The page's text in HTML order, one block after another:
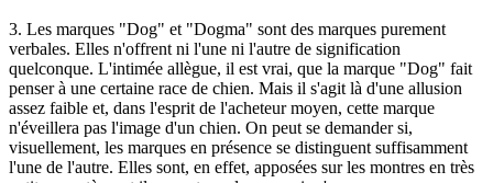
3. Les marques "Dog" et "Dogma" sont des marques purement
verbales. Elles n'offrent ni l'une ni l'autre de signification
quelconque. L'intimée allègue, il est vrai, que la marque "Dog" fait
penser à une certaine race de chien. Mais il s'agit là d'une allusion
assez faible et, dans l'esprit de l'acheteur moyen, cette marque
n'éveillera pas l'image d'un chien. On peut se demander si,
visuellement, les marques en présence se distinguent suffisamment
l'une de l'autre. Elles sont, en effet, apposées sur les montres en très